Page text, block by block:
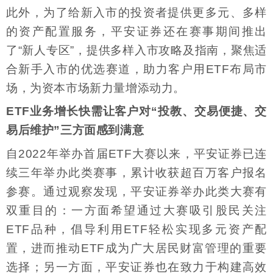
此外，为了给新入市的投资者提供更多元、多样
的资产配置服务，平安证券还在赛事期间推出
了“新人专区”，提供多样入市攻略及指南，聚焦适
合新手入市的优选赛道，助力客户用ETF布局市
场，为资本市场新力量增添动力。
ETF业务增长快需让客户对“投教、交易便捷、交
易后维护”三方面感到满意
自2022年举办首届ETF大赛以来，平安证券已连
续三年举办此类赛事，累计收获超百万客户报名
参赛。通过观察发现，平安证券举办此类大赛有
双重目的：一方面希望通过大赛吸引股民关注
ETF品种，倡导利用ETF轻松实现多元资产配
置，进而推动ETF成为广大居民财富管理的重要
选择；另一方面，平安证券也在致力于构建高效